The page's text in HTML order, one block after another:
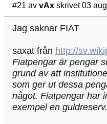
#21 av vAx skrivet 03
Jag saknar FIAT
saxat från http://
Fiatpengar är pengar
grund av att
som ger ut dessa
något. Fiatpengar har
exempel en